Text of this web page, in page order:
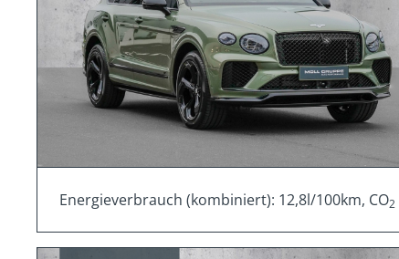
Energieverbrauch (kombiniert): 12,8l/100km, CO2